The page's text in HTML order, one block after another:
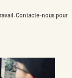
Contacte-nous pour